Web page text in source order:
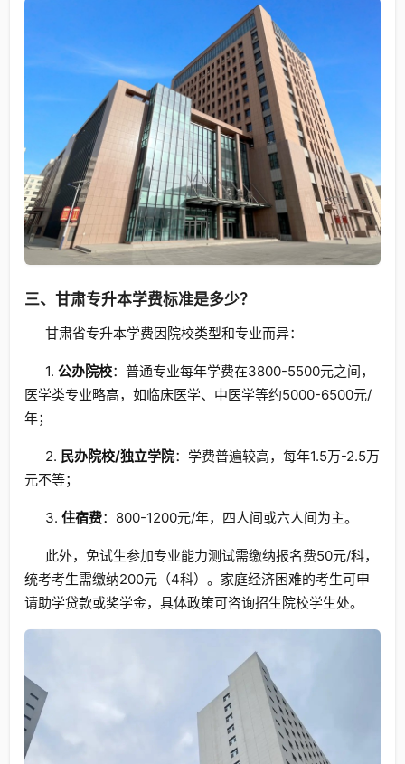
三、甘肃专升本学费标准是多少？
甘肃省专升本学费因院校类型和专业而异：
1. 公办院校：普通专业每年学费在3800-5500元之间，
医学类专业略高，如临床医学、中医学等约5000-6500元/
年；
2. 民办院校/独立学院：学费普遍较高，每年1.5万-2.5万
元不等；
3. 住宿费：800-1200元/年，四人间或六人间为主。
此外，免试生参加专业能力测试需缴纳报名费50元/科，
统考考生需缴纳200元（4科）。家庭经济困难的考生可申
请助学贷款或奖学金，具体政策可咨询招生院校学生处。